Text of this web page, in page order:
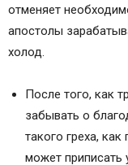
отменяет
апостолы
холод.
После того, как
забывать о
такого греха,
может приписать